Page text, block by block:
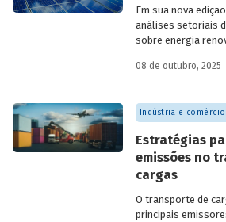
Em sua nova
análises setoriais
sobre energia
urbanos (RSU) e
08 de outubro, 2025
Indústria e
Estratégias
emissões no
cargas
O transporte de
principais